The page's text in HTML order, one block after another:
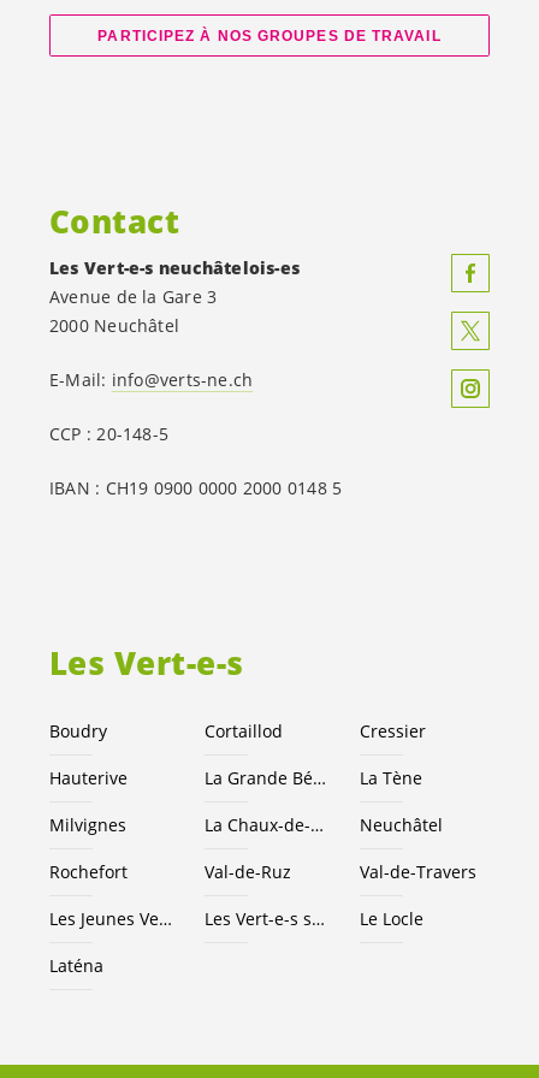
Les Vert-e-s
Boudry Cortaillod Cressier
Hauterive La Grande Béroche La Tène
Milvignes La Chaux-de-Fonds Neuchâtel
Rochefort Val-de-Ruz Val-de-Travers
Les Jeunes Vert-e-s NE
Les Vert-e-s suisses Le Locle
Laténa
PARTICIPEZ À NOS GROUPES DE TRAVAIL
Contact
Les Vert-e-s neuchâtelois-es
Avenue de la Gare 3
2000 Neuchâtel
E-Mail: info@verts-ne.ch
CCP : 20-148-5
IBAN : CH19 0900 0000 2000 0148 5